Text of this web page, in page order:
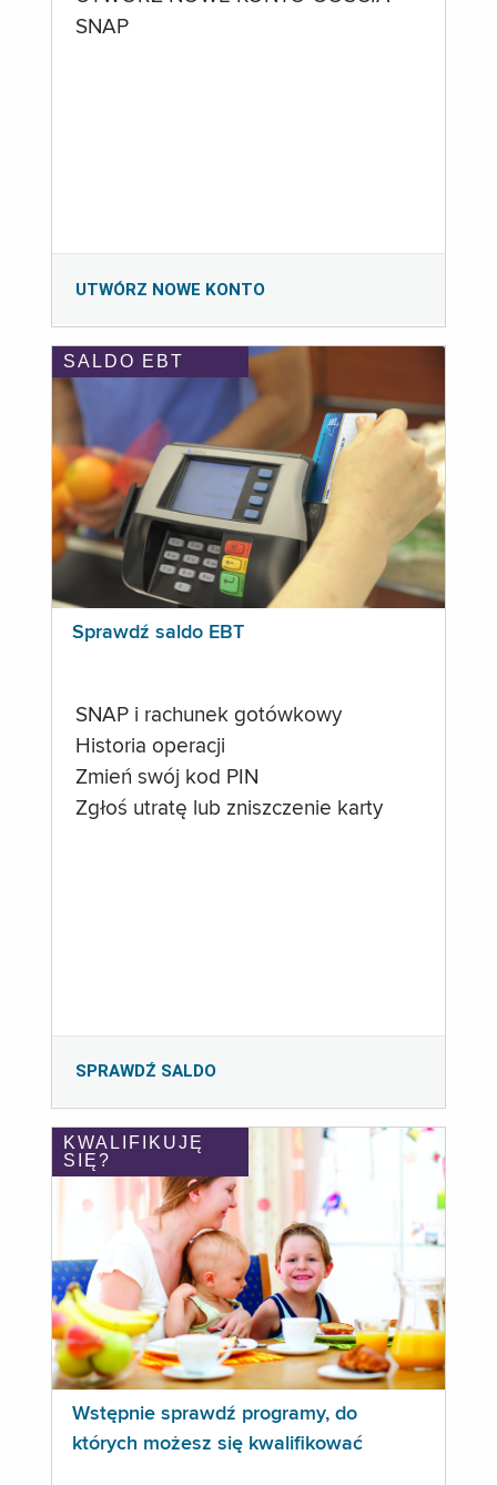
SNAP
UTWÓRZ NOWE KONTO
SALDO EBT
Sprawdź saldo EBT
SNAP i rachunek gotówkowy
Historia operacji
Zmień swój kod PIN
Zgłoś utratę lub zniszczenie karty
SPRAWDŹ SALDO
KWALIFIKUJĘ
SIĘ?
Wstępnie sprawdź programy, do
których możesz się kwalifikować